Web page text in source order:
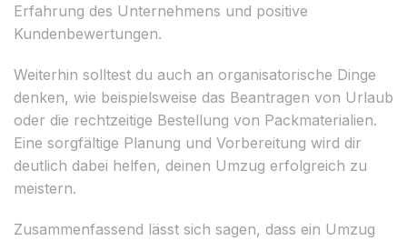
Erfahrung des Unternehmens und positive
Kundenbewertungen.
Weiterhin solltest du auch an organisatorische Dinge
denken, wie beispielsweise das Beantragen von Urlaub
oder die rechtzeitige Bestellung von Packmaterialien.
Eine sorgfältige Planung und Vorbereitung wird dir
deutlich dabei helfen, deinen Umzug erfolgreich zu
meistern.
Zusammenfassend lässt sich sagen, dass ein Umzug